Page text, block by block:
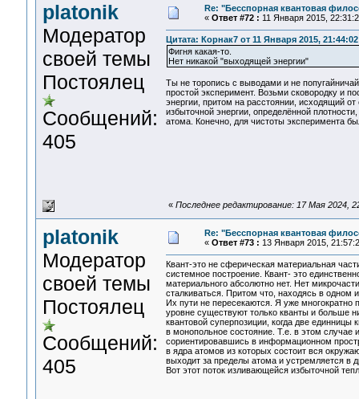
platonik
Модератор
своей темы
Постоялец
Сообщений:
405
Re: "Бесспорная квантовая
« Ответ #72 : 11 Января 2015,
Цитата: Корнак7 от 11 Января 2015, 21:44:02
Фигня какая-то.
Нет никакой "выходящей энергии"
Ты не торопись с выводами и не
простой эксперимент. Возьми сковородку и
энергии, притом на расстоянии, исходящий
избыточной энергии, определённой
атома. Конечно, для чистоты эксперимента
« Последнее редактирование: 17 Мая 2024,
platonik
Модератор
своей темы
Постоялец
Сообщений:
405
Re: "Бесспорная квантовая
« Ответ #73 : 13 Января 2015,
Квант-это не сферическая материальная
системное построение. Квант- это
материального абсолютно нет. Нет
сталкиваться. Притом что, находясь в одном
Их пути не пересекаются. Я уже
уровне существуют только кванты и больше
квантовой суперпозиции, когда две
в монопольное состояние. Т.е. в этом
сориентировавшись в информационном
в ядра атомов из которых состоит вся
выходит за пределы атома и устремляется в
Вот этот поток изливающейся избыточной